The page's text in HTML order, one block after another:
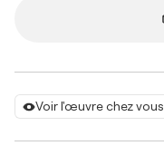
Voir l'œuvre chez vous